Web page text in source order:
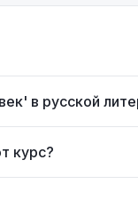
в русской
курс?